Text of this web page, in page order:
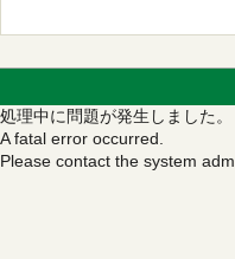
処理中に問題が発生しました。
A fatal error occurred.
Please contact the system